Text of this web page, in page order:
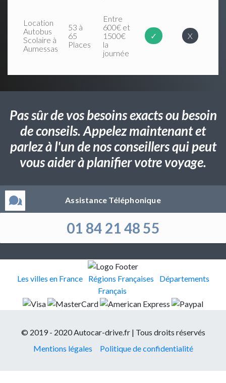
Location
Autobus
Scolaire à
Aumessas
53 à
65
Places
Entre
600€ et
1500€
la
journée
✓ X
Pas sûr de vos besoins exacts ou besoin
de conseils. Appelez maintenant et
parlez à l'un de nos conseillers qui peut
vous aider à planifier votre voyage.
Assistance Téléphonique
01 84 21 48 55
Les villes en France Régions Françaises
Départements
Français
© 2019 - 2020 Autocar-drive.fr | Tous droits réservés
Mentions légales
Politique de confidentialité